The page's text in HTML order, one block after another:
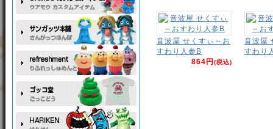
音波屋 せくすぃ～お
すわり人参B
864円(税込)
音波屋
すわり